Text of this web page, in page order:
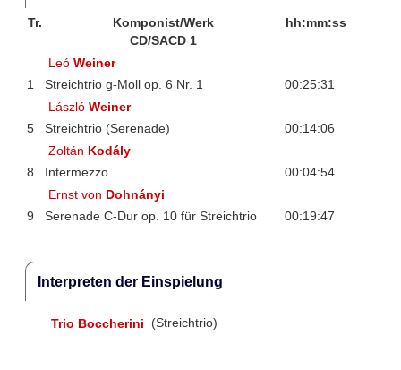
Tr. Komponist/Werk
hh:mm:ss
CD/SACD 1
LeóWeiner
1
Streichtrio g-Moll op. 6 Nr. 1
00:25:31
LászlóWeiner
5
Streichtrio (Serenade)
00:14:06
Zoltán Kodály
8
Intermezzo
00:04:54
Ernst von Dohnányi
9
Serenade C-Dur op. 10 für Streichtrio 00:19:47
Interpreten der Einspielung
Trio Boccherini (Streichtrio)